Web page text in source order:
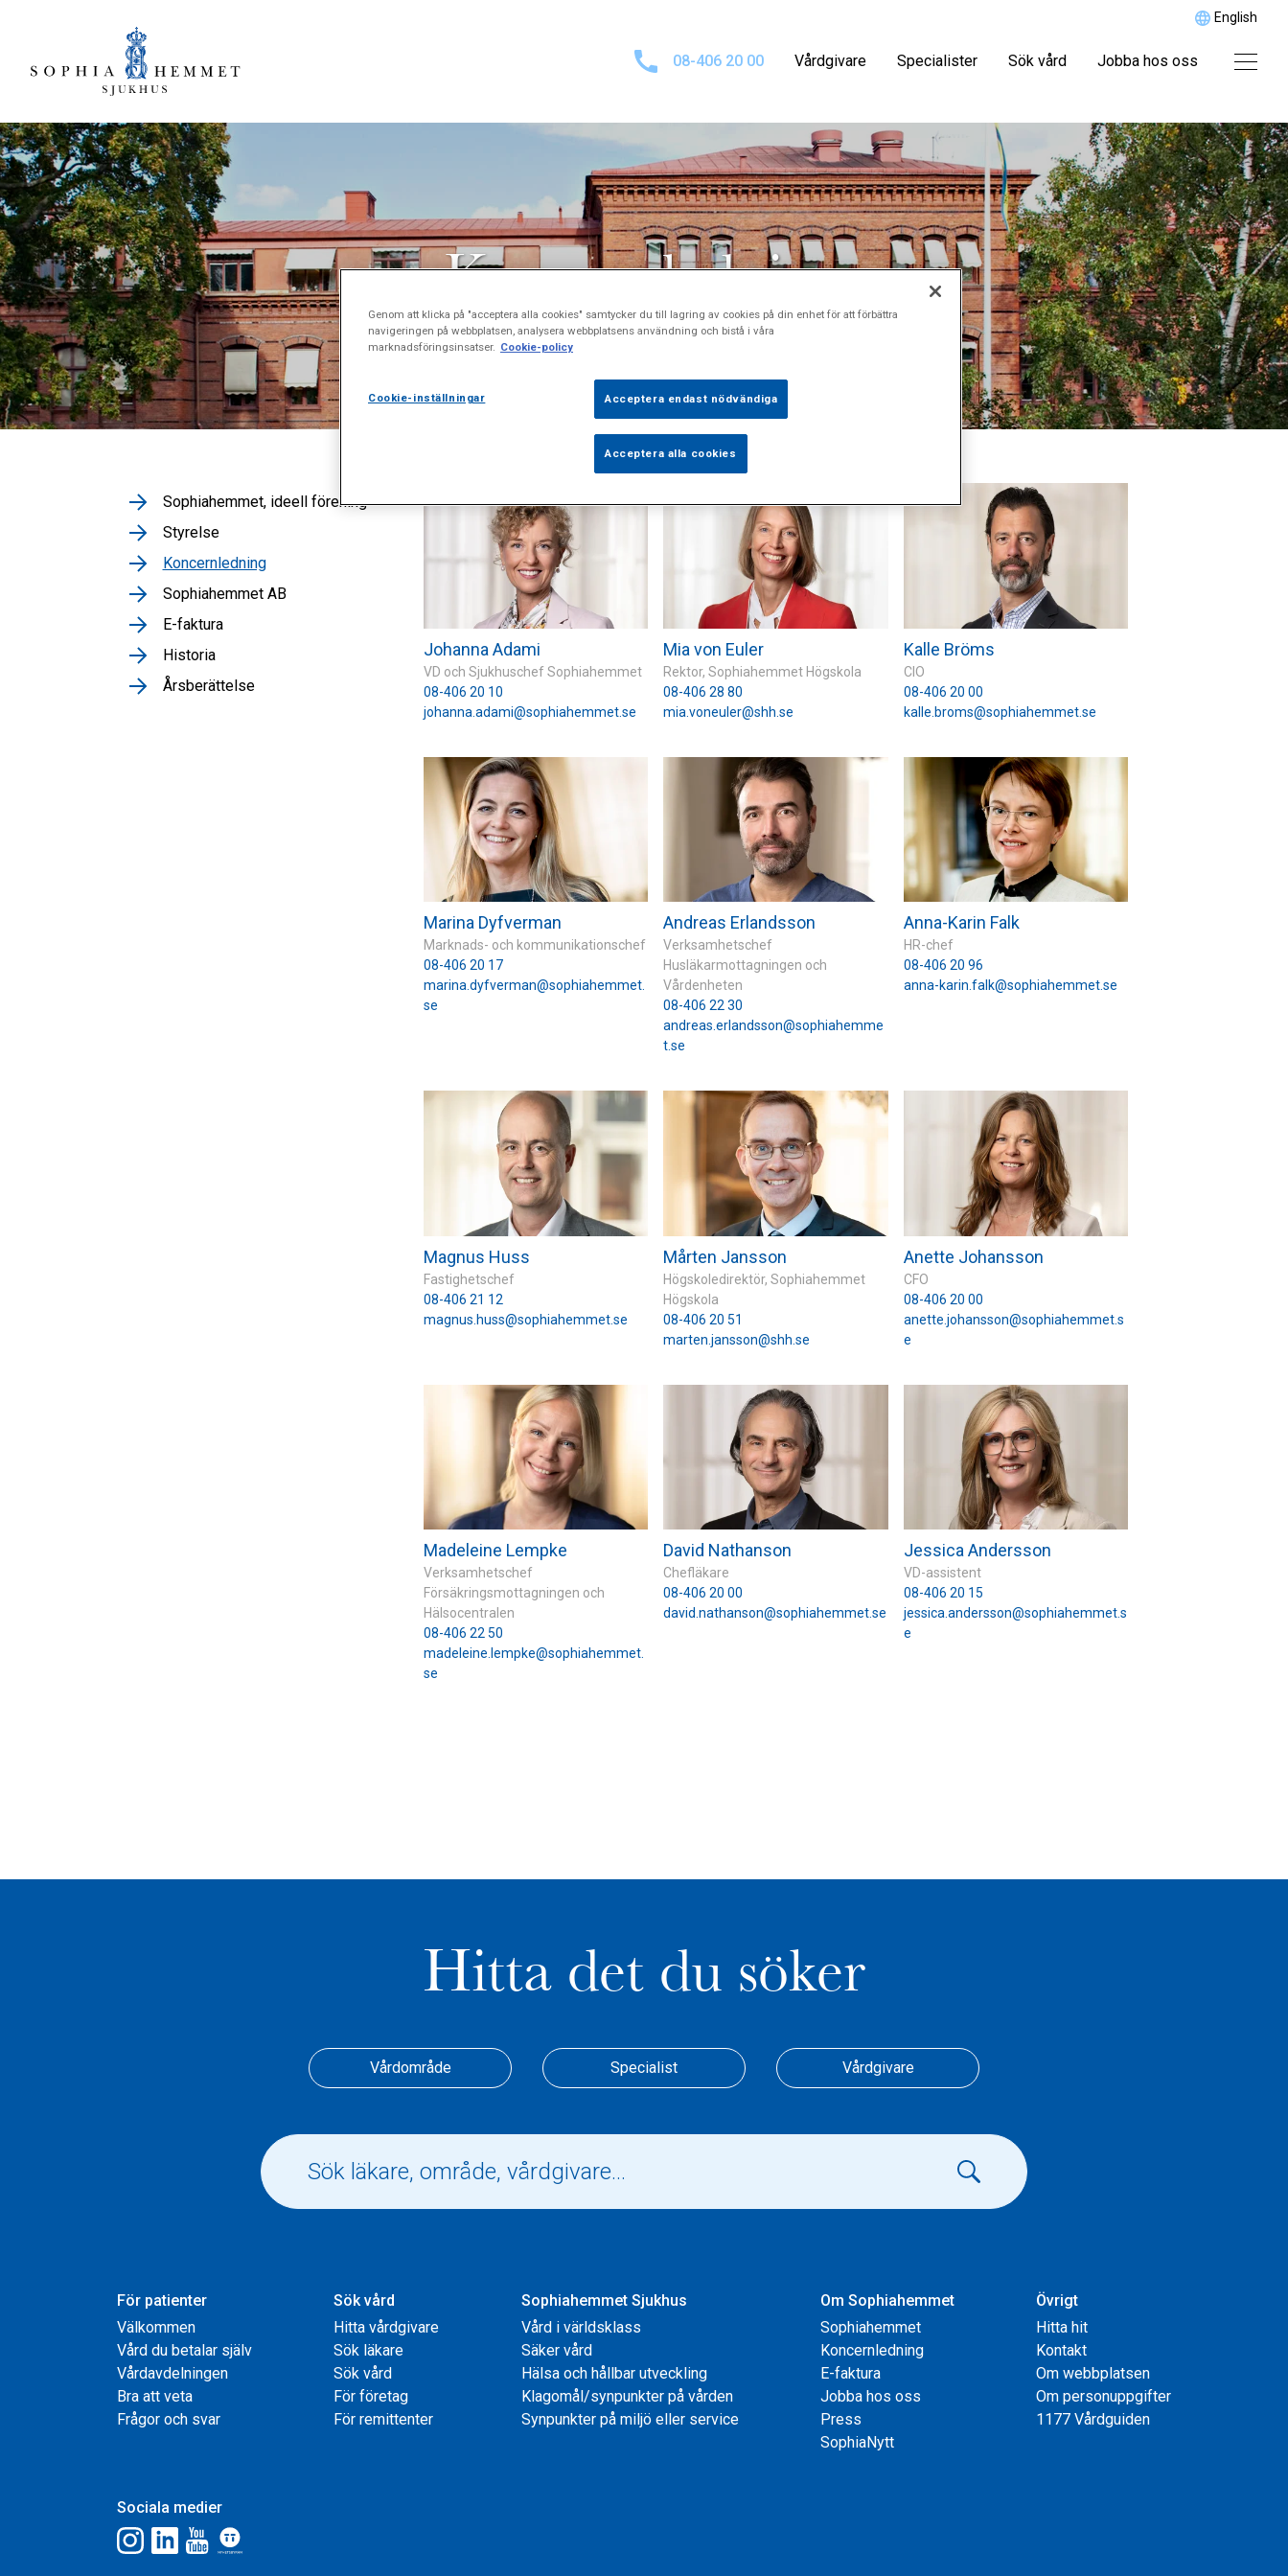
English
08-406 20 00 Vårdgivare Specialister Sök vård Jobba hos oss
Koncernledning
Sophiahemmet, ideell förening
Styrelse
Koncernledning
Sophiahemmet AB
E-faktura
Historia
Årsberättelse
Johanna Adami
VD och Sjukhuschef Sophiahemmet
08-406 20 10
johanna.adami@sophiahemmet.se
Mia von Euler
Rektor, Sophiahemmet Högskola
08-406 28 80
mia.voneuler@shh.se
Kalle Bröms
CIO
08-406 20 00
kalle.broms@sophiahemmet.se
Marina Dyfverman
Marknads- och kommunikationschef
08-406 20 17
marina.dyfverman@sophiahemmet.
se
Andreas Erlandsson
Verksamhetschef
Husläkarmottagningen och
Vårdenheten
08-406 22 30
andreas.erlandsson@sophiahemme
t.se
Anna-Karin Falk
HR-chef
08-406 20 96
anna-karin.falk@sophiahemmet.se
Magnus Huss
Fastighetschef
08-406 21 12
magnus.huss@sophiahemmet.se
Mårten Jansson
Högskoledirektör, Sophiahemmet
Högskola
08-406 20 51
marten.jansson@shh.se
Anette Johansson
CFO
08-406 20 00
anette.johansson@sophiahemmet.s
e
Madeleine Lempke
Verksamhetschef
Försäkringsmottagningen och
Hälsocentralen
08-406 22 50
madeleine.lempke@sophiahemmet.
se
David Nathanson
Chefläkare
08-406 20 00
david.nathanson@sophiahemmet.se
Jessica Andersson
VD-assistent
08-406 20 15
jessica.andersson@sophiahemmet.s
e
Hitta det du söker
Vårdområde Specialist Vårdgivare
För patienter
Välkommen
Vård du betalar själv
Vårdavdelningen
Bra att veta
Frågor och svar
Sök vård
Hitta vårdgivare
Sök läkare
Sök vård
För företag
För remittenter
Sophiahemmet Sjukhus
Vård i världsklass
Säker vård
Hälsa och hållbar utveckling
Klagomål/synpunkter på vården
Synpunkter på miljö eller service
Om Sophiahemmet
Sophiahemmet
Koncernledning
E-faktura
Jobba hos oss
Press
SophiaNytt
Övrigt
Hitta hit
Kontakt
Om webbplatsen
Om personuppgifter
1177 Vårdguiden
Sociala medier
Genom att klicka på "acceptera alla cookies" samtycker du till lagring av cookies på din enhet för att förbättra
navigeringen på webbplatsen, analysera webbplatsens användning och bistå i våra
marknadsföringsinsatser. Cookie-policy
Cookie-inställningar Acceptera endast nödvändiga
Acceptera alla cookies